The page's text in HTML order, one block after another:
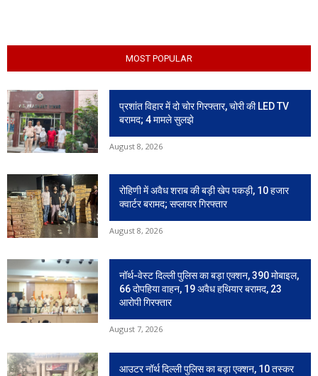
MOST POPULAR
प्रशांत विहार में दो चोर गिरफ्तार, चोरी की LED TV
बरामद; 4 मामले सुलझे
August 8, 2026
रोहिणी में अवैध शराब की बड़ी खेप पकड़ी, 10 हजार
क्वार्टर बरामद; सप्लायर गिरफ्तार
August 8, 2026
नॉर्थ-वेस्ट दिल्ली पुलिस का बड़ा एक्शन, 390 मोबाइल,
66 दोपहिया वाहन, 19 अवैध हथियार बरामद, 23
आरोपी गिरफ्तार
August 7, 2026
आउटर नॉर्थ दिल्ली पुलिस का बड़ा एक्शन, 10 तस्कर